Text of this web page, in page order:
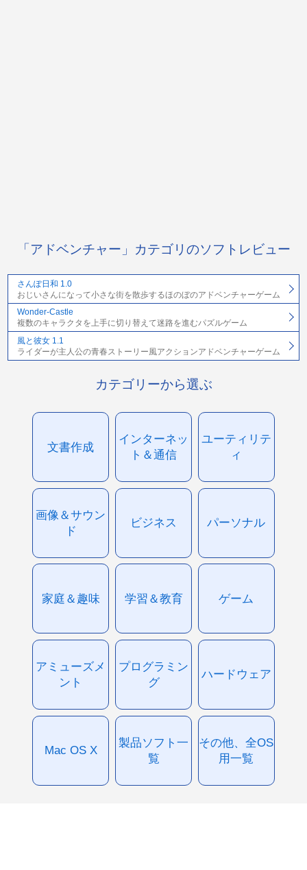
「アドベンチャー」カテゴリのソフトレビュー
さんぽ日和 1.0
おじいさんになって小さな街を散歩するほのぼのアドベンチャーゲーム
Wonder-Castle
複数のキャラクタを上手に切り替えて迷路を進むパズルゲーム
風と彼女 1.1
ライダーが主人公の青春ストーリー風アクションアドベンチャーゲーム
カテゴリーから選ぶ
文書作成
インターネッ
ト＆通信
ユーティリテ
ィ
画像＆サウン
ド
ビジネス パーソナル
家庭＆趣味 学習＆教育 ゲーム
アミューズメ
ント
プログラミン
グ
ハードウェア
Mac OS X
製品ソフト一
覧
その他、全OS
用一覧